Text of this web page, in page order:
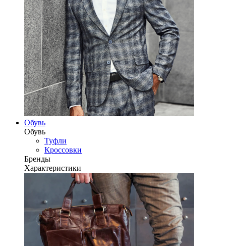
Обувь
Обувь
Туфли
Кроссовки
Бренды
Характеристики